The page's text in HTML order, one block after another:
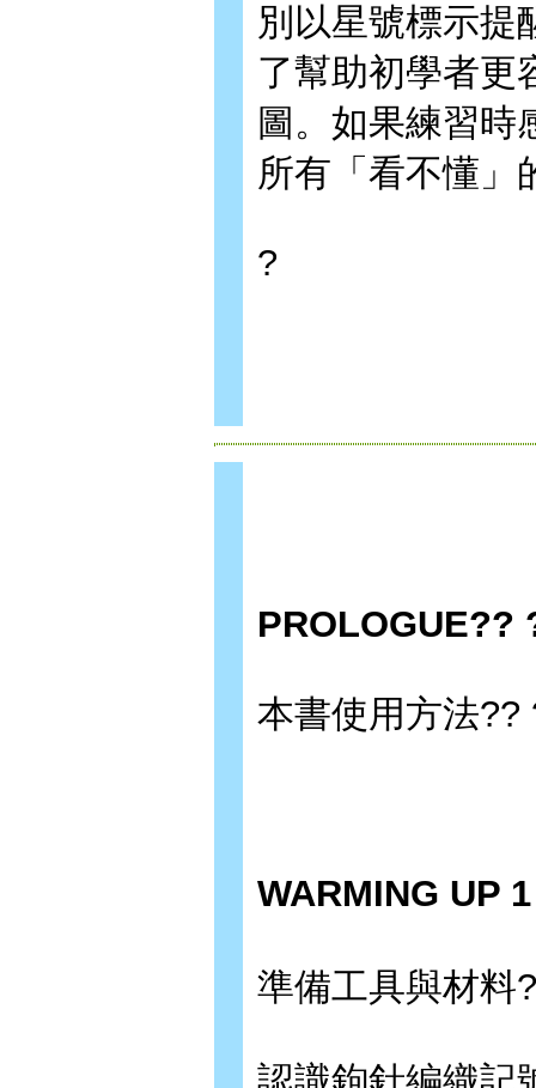
別以星號標示提
了幫助初學者更
圖。如果練習時
所有「看不懂」
?
PROLOGUE??
本書使用方法??
WARMING UP
準備工具與材料